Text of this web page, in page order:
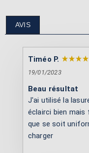
AVIS
Timéo P.
19/01/2023
Beau résultat
J'ai utilisé la
éclairci bien
que se soit
charger